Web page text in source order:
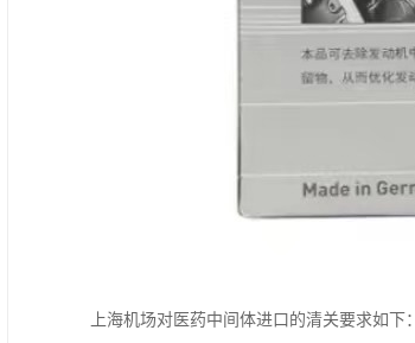
上海机场对医药中间体进口的清关要求如下：